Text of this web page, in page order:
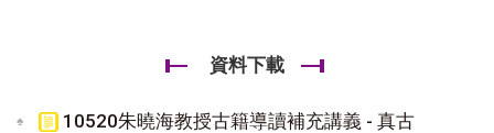
資料下載
10520朱曉海教授古籍導讀補充講義 - 真古